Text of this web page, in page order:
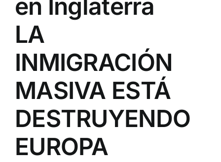
en Inglaterra
LA
INMIGRACIÓN
MASIVA ESTÁ
DESTRUYENDO
EUROPA